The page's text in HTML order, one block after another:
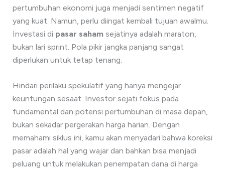
pertumbuhan ekonomi juga menjadi sentimen negatif
yang kuat. Namun, perlu diingat kembali tujuan awalmu.
Investasi di pasar saham sejatinya adalah maraton,
bukan lari sprint. Pola pikir jangka panjang sangat
diperlukan untuk tetap tenang.
Hindari perilaku spekulatif yang hanya mengejar
keuntungan sesaat. Investor sejati fokus pada
fundamental dan potensi pertumbuhan di masa depan,
bukan sekadar pergerakan harga harian. Dengan
memahami siklus ini, kamu akan menyadari bahwa koreksi
pasar adalah hal yang wajar dan bahkan bisa menjadi
peluang untuk melakukan penempatan dana di harga